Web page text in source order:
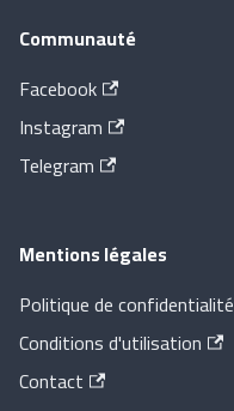
Communauté
Facebook
Instagram
Telegram
Mentions légales
Politique de confidentialité
Conditions d'utilisation
Contact